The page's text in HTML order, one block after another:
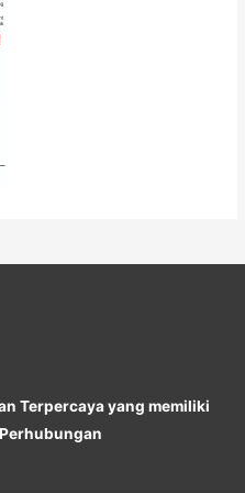
Terpercaya yang memiliki